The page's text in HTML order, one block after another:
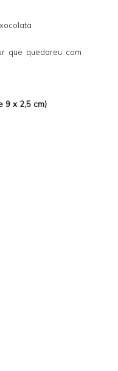
que quedareu com
9 x 2,5 cm)